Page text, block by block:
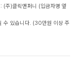
)클릭앤퍼니 (입금자명 옆
수 있습니다. (30만원 이상 주